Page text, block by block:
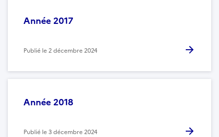
Année 2017
Publié le2 décembre 2024
Année 2018
Publié le3 décembre 2024